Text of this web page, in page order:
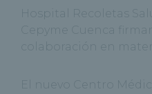
Hospital Recoletas
Cepyme Cuenca
colaboración en
El nuevo Centro